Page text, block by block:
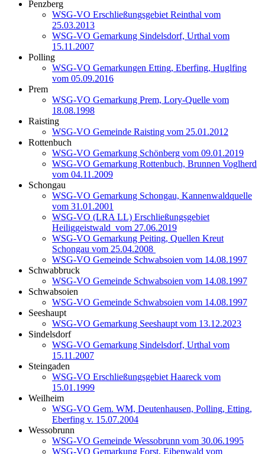
Penzberg
WSG-VO Erschließungsgebiet Reinthal vom
25.03.2013
WSG-VO Gemarkung Sindelsdorf, Urthal vom
15.11.2007
Polling
WSG-VO Gemarkungen Etting, Eberfing, Huglfing
vom 05.09.2016
Prem
WSG-VO Gemarkung Prem, Lory-Quelle vom
18.08.1998
Raisting
WSG-VO Gemeinde Raisting vom 25.01.2012
Rottenbuch
WSG-VO Gemarkung Schönberg vom 09.01.2019
WSG-VO Gemarkung Rottenbuch, Brunnen Voglherd
vom 04.11.2009
Schongau
WSG-VO Gemarkung Schongau, Kannenwaldquelle
vom 31.01.2001
WSG-VO (LRA LL) Erschließungsgebiet
Heiliggeistwald vom 27.06.2019
WSG-VO Gemarkung Peiting, Quellen Kreut
Schongau vom 25.04.2008
WSG-VO Gemeinde Schwabsoien vom 14.08.1997
Schwabbruck
WSG-VO Gemeinde Schwabsoien vom 14.08.1997
Schwabsoien
WSG-VO Gemeinde Schwabsoien vom 14.08.1997
Seeshaupt
WSG-VO Gemarkung Seeshaupt vom 13.12.2023
Sindelsdorf
WSG-VO Gemarkung Sindelsdorf, Urthal vom
15.11.2007
Steingaden
WSG-VO Erschließungsgebiet Haareck vom
15.01.1999
Weilheim
WSG-VO Gem. WM, Deutenhausen, Polling, Etting,
Eberfing v. 15.07.2004
Wessobrunn
WSG-VO Gemeinde Wessobrunn vom 30.06.1995
WSG-VO Gemarkung Forst, Eibenwald vom